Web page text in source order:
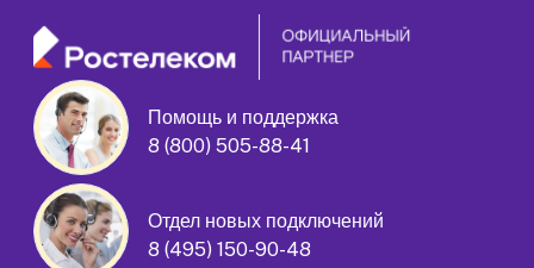
Помощь и поддержка
8 (800) 505-88-41
Отдел новых подключений
8 (495) 150-90-48
Вяземская улица дом 12 корпус 1
Домашний интернет